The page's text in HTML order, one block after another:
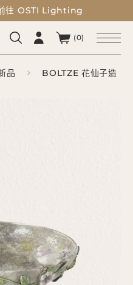
往 OSTI Lighting
往 OSTI Lighting
(0)
品
BOLTZE 花仙子造